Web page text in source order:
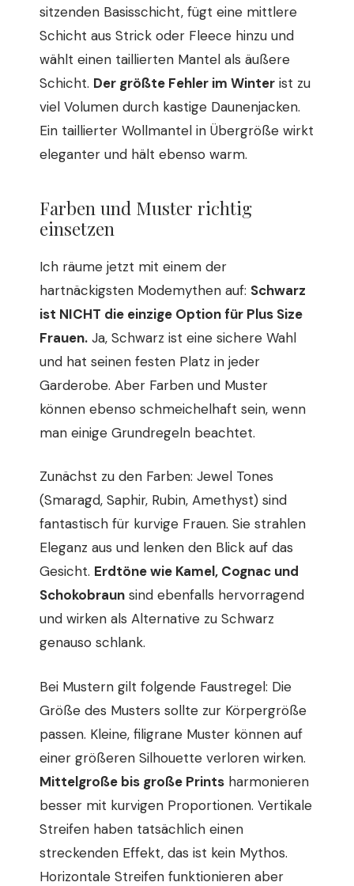
sitzenden Basisschicht, fügt eine mittlere
Schicht aus Strick oder Fleece hinzu und
wählt einen taillierten Mantel als äußere
Schicht. Der größte Fehler im Winter ist zu
viel Volumen durch kastige Daunenjacken.
Ein taillierter Wollmantel in Übergröße wirkt
eleganter und hält ebenso warm.
Farben und Muster richtig
einsetzen
Ich räume jetzt mit einem der
hartnäckigsten Modemythen auf: Schwarz
ist NICHT die einzige Option für Plus Size
Frauen. Ja, Schwarz ist eine sichere Wahl
und hat seinen festen Platz in jeder
Garderobe. Aber Farben und Muster
können ebenso schmeichelhaft sein, wenn
man einige Grundregeln beachtet.
Zunächst zu den Farben: Jewel Tones
(Smaragd, Saphir, Rubin, Amethyst) sind
fantastisch für kurvige Frauen. Sie strahlen
Eleganz aus und lenken den Blick auf das
Gesicht. Erdtöne wie Kamel, Cognac und
Schokobraun sind ebenfalls hervorragend
und wirken als Alternative zu Schwarz
genauso schlank.
Bei Mustern gilt folgende Faustregel: Die
Größe des Musters sollte zur Körpergröße
passen. Kleine, filigrane Muster können auf
einer größeren Silhouette verloren wirken.
Mittelgroße bis große Prints harmonieren
besser mit kurvigen Proportionen. Vertikale
Streifen haben tatsächlich einen
streckenden Effekt, das ist kein Mythos.
Horizontale Streifen funktionieren aber